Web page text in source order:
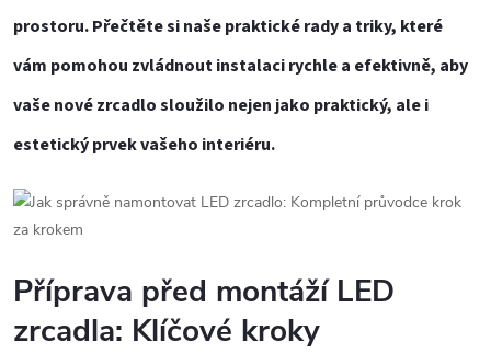
prostoru. Přečtěte si naše praktické rady a triky, které
vám pomohou zvládnout instalaci rychle a efektivně, aby
vaše nové zrcadlo sloužilo nejen jako praktický, ale i
estetický prvek vašeho interiéru.
Příprava před montáží LED
zrcadla: Klíčové kroky